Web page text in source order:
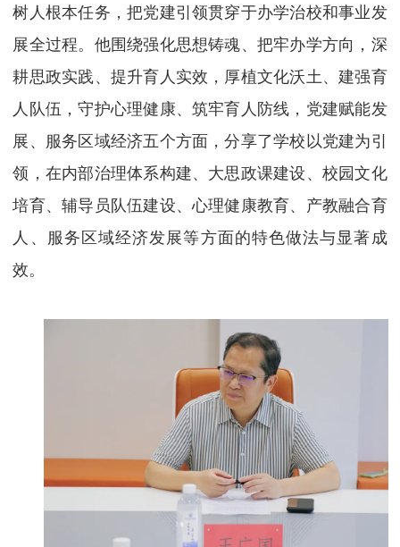
树人根本任务，把党建引领贯穿于办学治校和事业发
展全过程。他围绕强化思想铸魂、把牢办学方向，深
耕思政实践、提升育人实效，厚植文化沃土、建强育
人队伍，守护心理健康、筑牢育人防线，党建赋能发
展、服务区域经济五个方面，分享了学校以党建为引
领，在内部治理体系构建、大思政课建设、校园文化
培育、辅导员队伍建设、心理健康教育、产教融合育
人、服务区域经济发展等方面的特色做法与显著成
效。